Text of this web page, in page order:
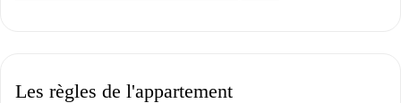
Les règles de l'appartement